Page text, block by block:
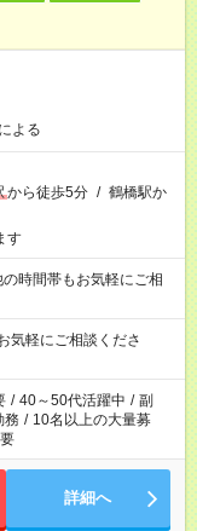
よる
から徒歩5分 / 鶴橋駅か
す
軽にご相談くださ
/ 40～50代活躍中 / 副
務 / 10名以上の大量募
詳細へ